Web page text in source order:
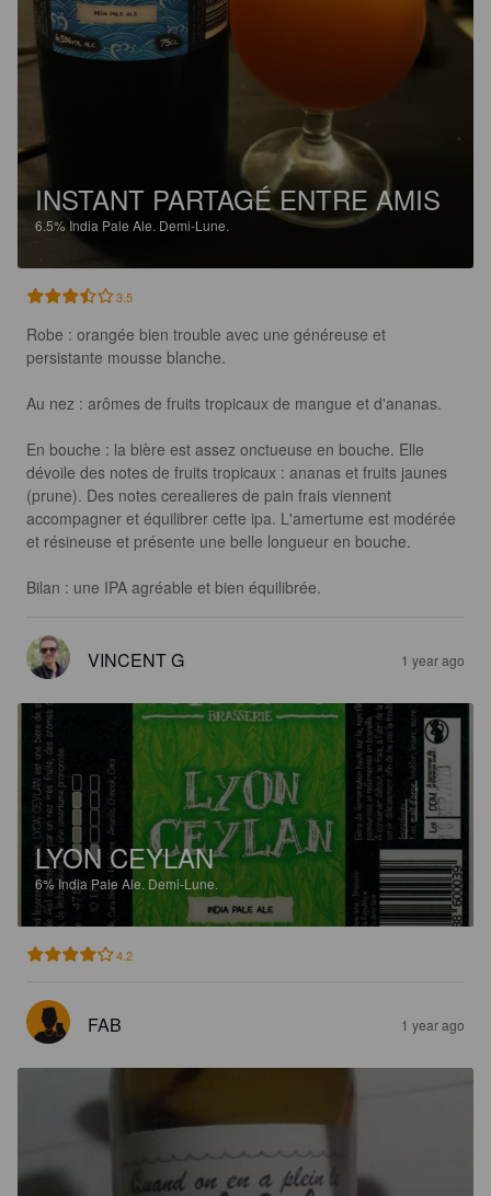
INSTANT PARTAGÉ ENTRE AMIS
6.5% India Pale Ale. Demi-Lune.
3.5
Robe : orangée bien trouble avec une généreuse et
persistante mousse blanche.
Au nez : arômes de fruits tropicaux de mangue et d'ananas.
En bouche : la bière est assez onctueuse en bouche. Elle
dévoile des notes de fruits tropicaux : ananas et fruits jaunes
(prune). Des notes cerealieres de pain frais viennent
accompagner et équilibrer cette ipa. L'amertume est modérée
et résineuse et présente une belle longueur en bouche.
Bilan : une IPA agréable et bien équilibrée.
VINCENT G 1 year ago
LYON CEYLAN
6%India Pale Ale. Demi-Lune.
4.2
FAB 1 year ago